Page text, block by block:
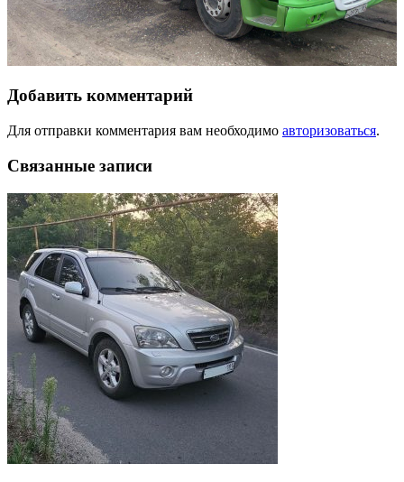
Добавить комментарий
Для отправки комментария вам необходимо авторизоваться.
Связанные записи